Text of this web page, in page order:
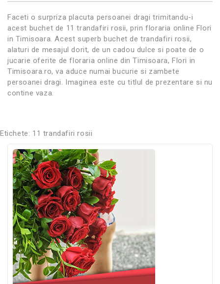
Faceti o surpriza placuta persoanei dragi trimitandu-i
acest buchet de 11 trandafiri rosii, prin floraria online Flori
in Timisoara. Acest superb buchet de trandafiri rosii,
alaturi de mesajul dorit, de un cadou dulce si poate de o
jucarie oferite de floraria online din Timisoara, Flori in
Timisoara.ro, va aduce numai bucurie si zambete
persoanei dragi. Imaginea este cu titlul de prezentare si nu
contine vaza.
Etichete: 11 trandafiri rosii